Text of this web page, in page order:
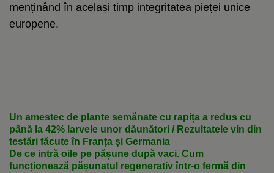
menținând în același timp integritatea pieței unice
europene.
Un amestec de plante semănate cu rapița a redus cu
până la 42% larvele unor dăunători / Rezultatele vin din
testări făcute în Franța și Germania
De ce intră oile pe pășune după vaci. Cum
funcționează pășunatul regenerativ într-o fermă din